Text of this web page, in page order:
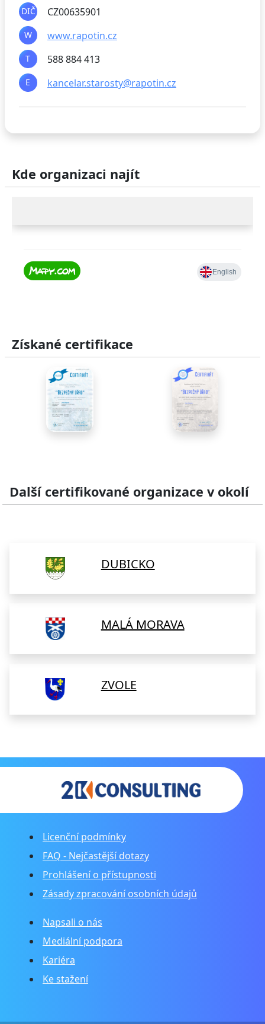
DIČ CZ00635901
W www.rapotin.cz
T 588 884 413
E ​​kancelar.starosty@rapotin.cz
Získané certifikace
Kde organizaci najít
Další certifikované organizace v okolí
DUBICKO
MALÁ MORAVA
ZVOLE
Licenční podmínky
FAQ - Nejčastější dotazy
Prohlášení o přístupnosti
Zásady zpracování osobních údajů
Napsali o nás
Mediální podpora
Kariéra
Ke stažení